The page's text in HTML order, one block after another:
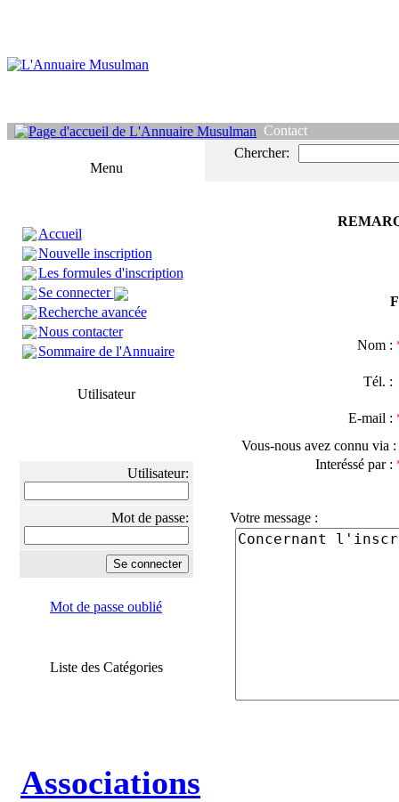
Contact
Menu
Accueil
Nouvelle inscription
Les formules d'inscription
Se connecter
Recherche avancée
Nous contacter
Sommaire de l'Annuaire
Utilisateur
Utilisateur:
Mot de passe:
Mot de passe oublié
Liste des Catégories
Associations
Chercher:
Nom :
Tél.
E-mail :
Vous-nous avez connu via
Interéssé par :
Votre message :